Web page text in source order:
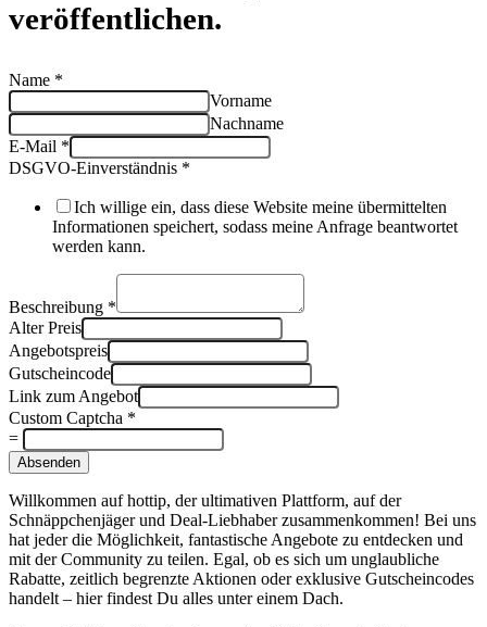
veröffentlichen.
Name *
Vorname
Nachname
E-Mail *
DSGVO-Einverständnis *
Ich willige ein, dass diese Website meine übermittelten
Informationen speichert, sodass meine Anfrage beantwortet
werden kann.
Beschreibung *
Alter Preis
Angebotspreis
Gutscheincode
Link zum Angebot
Custom Captcha *
=
Absenden
Willkommen auf hottip, der ultimativen Plattform, auf der
Schnäppchenjäger und Deal-Liebhaber zusammenkommen! Bei uns
hat jeder die Möglichkeit, fantastische Angebote zu entdecken und
mit der Community zu teilen. Egal, ob es sich um unglaubliche
Rabatte, zeitlich begrenzte Aktionen oder exklusive Gutscheincodes
handelt – hier findest Du alles unter einem Dach.